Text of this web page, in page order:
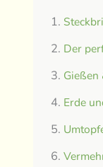
Der
Erde